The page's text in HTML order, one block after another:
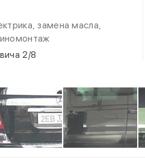
замена масла,
2/8